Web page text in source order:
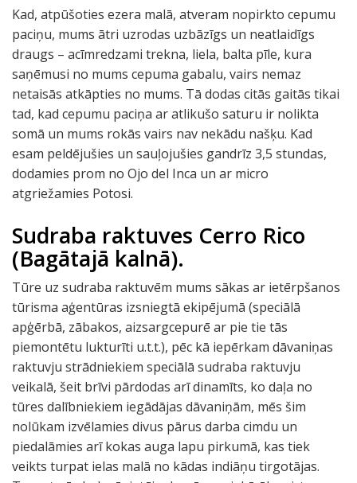
Kad, atpūšoties ezera malā, atveram nopirkto cepumu
paciņu, mums ātri uzrodas uzbāzīgs un neatlaidīgs
draugs – acīmredzami trekna, liela, balta pīle, kura
saņēmusi no mums cepuma gabalu, vairs nemaz
netaisās atkāpties no mums. Tā dodas citās gaitās tikai
tad, kad cepumu paciņa ar atlikušo saturu ir nolikta
somā un mums rokās vairs nav nekādu našķu. Kad
esam peldējušies un sauļojušies gandrīz 3,5 stundas,
dodamies prom no Ojo del Inca un ar micro
atgriežamies Potosi.
Sudraba raktuves Cerro Rico
(Bagātajā kalnā).
Tūre uz sudraba raktuvēm mums sākas ar ietērpšanos
tūrisma aģentūras izsniegtā ekipējumā (speciālā
apģērbā, zābakos, aizsargcepurē ar pie tie tās
piemontētu lukturīti u.t.t.), pēc kā iepērkam dāvaniņas
raktuvju strādniekiem speciālā sudraba raktuvju
veikalā, šeit brīvi pārdodas arī dinamīts, ko daļa no
tūres dalībniekiem iegādājas dāvaniņām, mēs šim
nolūkam izvēlamies divus pārus darba cimdu un
piedalāmies arī kokas auga lapu pirkumā, kas tiek
veikts turpat ielas malā no kādas indiāņu tirgotājas.